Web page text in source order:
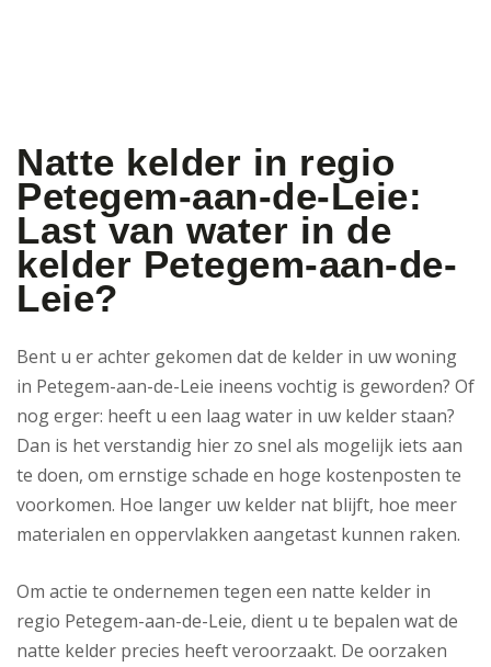
Natte kelder in regio
Petegem-aan-de-Leie:
Last van water in de
kelder Petegem-aan-de-
Leie?
Bent u er achter gekomen dat de kelder in uw woning
in Petegem-aan-de-Leie ineens vochtig is geworden? Of
nog erger: heeft u een laag water in uw kelder staan?
Dan is het verstandig hier zo snel als mogelijk iets aan
te doen, om ernstige schade en hoge kostenposten te
voorkomen. Hoe langer uw kelder nat blijft, hoe meer
materialen en oppervlakken aangetast kunnen raken.
Om actie te ondernemen tegen een natte kelder in
regio Petegem-aan-de-Leie, dient u te bepalen wat de
natte kelder precies heeft veroorzaakt. De oorzaken